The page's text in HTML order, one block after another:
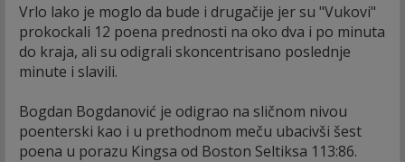
Vrlo lako je moglo da bude i drugačije jer su "Vukovi"
prokockali 12 poena prednosti na oko dva i po minuta
do kraja, ali su odigrali skoncentrisano poslednje
minute i slavili.
Bogdan Bogdanović je odigrao na sličnom nivou
poenterski kao i u prethodnom meču ubacivši šest
poena u porazu Kingsa od Boston Seltiksa 113:86.